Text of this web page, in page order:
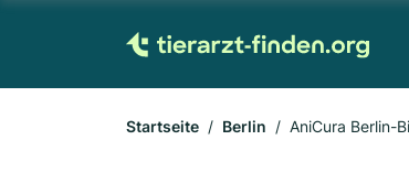
Startseite Berlin AniCura Berlin-